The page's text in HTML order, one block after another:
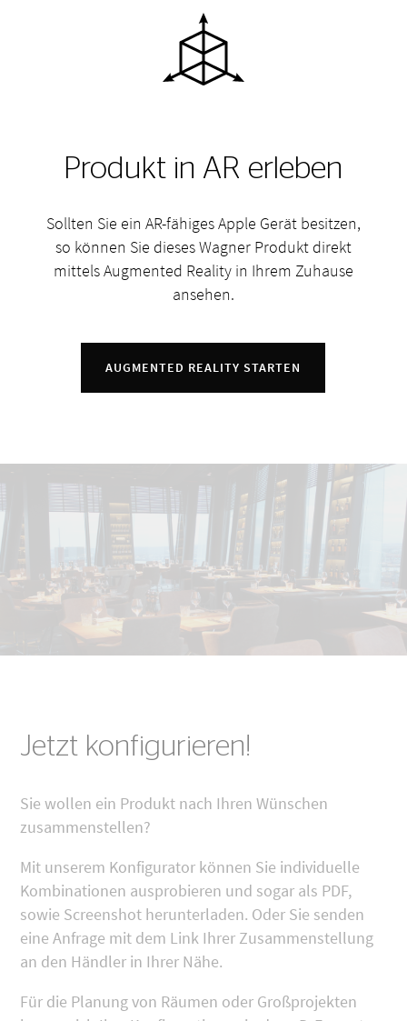
Produkt in AR erleben
Sollten Sie ein AR-fähiges Apple Gerät besitzen,
so können Sie dieses Wagner Produkt direkt
mittels Augmented Reality in Ihrem Zuhause
ansehen.
AUGMENTED REALITY STARTEN
Jetzt konfigurieren!
Sie wollen ein Produkt nach Ihren Wünschen
zusammenstellen?
Mit unserem Konfigurator können Sie individuelle
Kombinationen ausprobieren und sogar als PDF,
sowie Screenshot herunterladen. Oder Sie senden
eine Anfrage mit dem Link Ihrer Zusammenstellung
an den Händler in Ihrer Nähe.
Für die Planung von Räumen oder Großprojekten